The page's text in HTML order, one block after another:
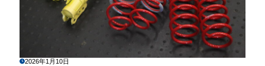
2026年1月10日